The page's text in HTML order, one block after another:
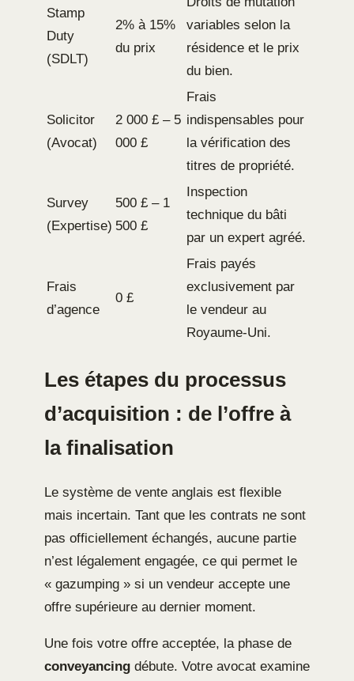
Stamp
Duty
(SDLT)
2% à 15%
du prix
variables selon la
résidence et le prix
du bien.
Solicitor
(Avocat)
2 000 £ – 5
000 £
Frais
indispensables pour
la vérification des
titres de propriété.
Survey
(Expertise)
500 £ – 1
500 £
Inspection
technique du bâti
par un expert agréé.
Frais
d’agence
0 £
Frais payés
exclusivement par
le vendeur au
Royaume-Uni.
Les étapes du processus
d’acquisition : de l’offre à
la finalisation
Le système de vente anglais est flexible
mais incertain. Tant que les contrats ne sont
pas officiellement échangés, aucune partie
n’est légalement engagée, ce qui permet le
« gazumping » si un vendeur accepte une
offre supérieure au dernier moment.
Une fois votre offre acceptée, la phase de
conveyancing débute. Votre avocat examine